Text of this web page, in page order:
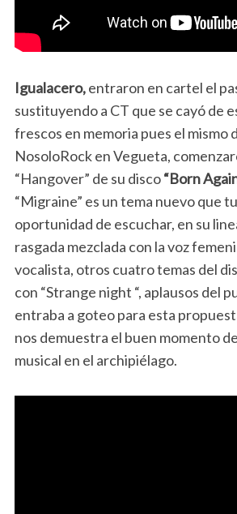
Igualacero,entraron en cartel el
sustituyendo a CT que se cayó de
frescos en memoria pues el mismo
NosoloRock en Vegueta,
“Hangover” de su disco“Born
“Migraine” es un tema nuevo que
oportunidad de escuchar, en su
rasgada mezclada con la voz
vocalista, otros cuatro temas del
con “Strange night “, aplausos del
entraba a goteo para esta
nos demuestra el buen momento
musical en el archipiélago.